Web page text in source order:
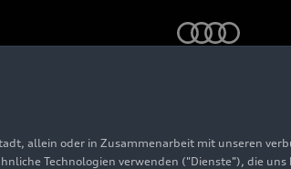
allein oder in Zusammenarbeit mit unseren
Technologien verwenden ("Dienste"), die